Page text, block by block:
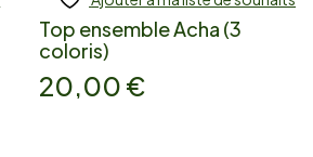
Top ensemble Acha (3
coloris)
20,00 €